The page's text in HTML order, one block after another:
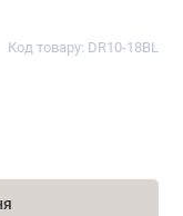
Код товару: DR10-18BL